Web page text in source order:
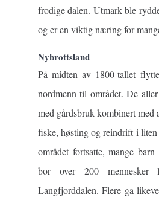
frodige dalen. Utmark ble
og er en viktig næring for
Nybrottsland
På midten av 1800-tallet
nordmenn til området. De
med gårdsbruk kombinert med
fiske, høsting og reindrift i
området fortsatte, mange
bor over 200
Langfjorddalen. Flere ga